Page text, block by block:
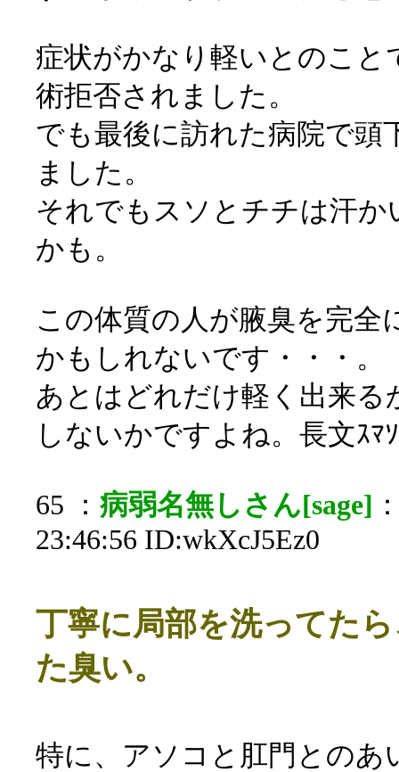
症状がかなり軽いとのこと
術拒否されました。
でも最後に訪れた病院で頭
ました。
それでもスソとチチは汗
かも。
この体質の人が腋臭を完全
かもしれないです・・・。
あとはどれだけ軽く出来る
しないかですよね。長文ｽﾏ
65 ： 病弱名無しさん[sage]
23:46:56 ID:wkXcJ5Ez0
丁寧に局部を洗ってた
た臭い。
特に、アソコと肛門とのあ